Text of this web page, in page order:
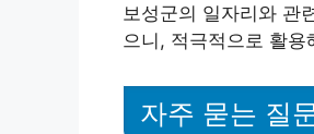
보성군의 일자리와 관
으니, 적극적으로 활
자주 묻는 질